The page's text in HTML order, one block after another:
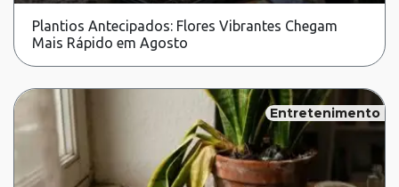
Plantios Antecipados: Flores Vibrantes Chegam
Mais Rápido em Agosto
Entretenimento